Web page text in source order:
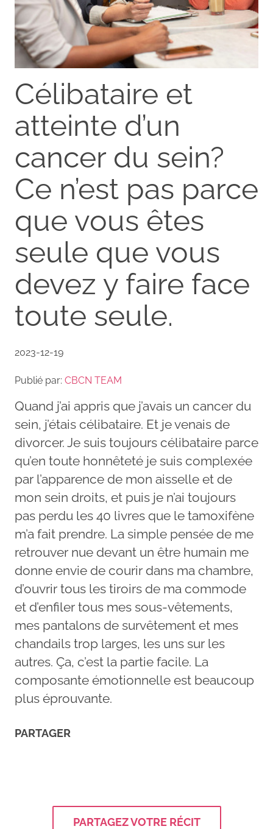
Célibataire et
atteinte d’un
cancer du sein?
Ce n’est pas parce
que vous êtes
seule que vous
devez y faire face
toute seule.
2023-12-19
Publié par: CBCN TEAM
Quand j’ai appris que j’avais un cancer du
sein, j’étais célibataire. Et je venais de
divorcer. Je suis toujours célibataire parce
qu’en toute honnêteté je suis complexée
par l’apparence de mon aisselle et de
mon sein droits, et puis je n’ai toujours
pas perdu les 40 livres que le tamoxifène
m’a fait prendre. La simple pensée de me
retrouver nue devant un être humain me
donne envie de courir dans ma chambre,
d’ouvrir tous les tiroirs de ma commode
et d’enfiler tous mes sous-vêtements,
mes pantalons de survêtement et mes
chandails trop larges, les uns sur les
autres. Ça, c’est la partie facile. La
composante émotionnelle est beaucoup
plus éprouvante.
PARTAGER
PARTAGEZ VOTRE RÉCIT